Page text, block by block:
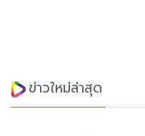
ข่าวใหม่ล่าสุด